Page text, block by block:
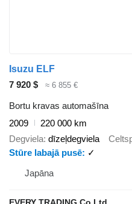
Isuzu ELF
7 920 $
≈ 6 855 €
Bortu kravas automašīna
2009
220 000 km
Degviela dīzeļdegviela
Stūre labajā pusē
✓
Japāna